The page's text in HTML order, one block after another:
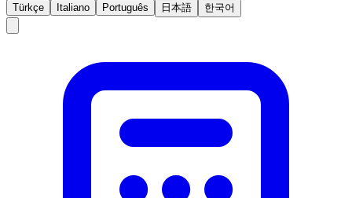
Türkçe
Italiano Português 日本語 한국어